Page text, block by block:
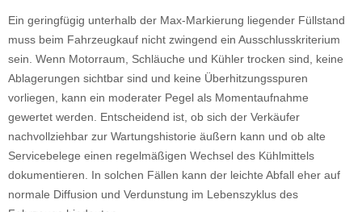
Ein geringfügig unterhalb der Max-Markierung liegender Füllstand
muss beim Fahrzeugkauf nicht zwingend ein Ausschlusskriterium
sein. Wenn Motorraum, Schläuche und Kühler trocken sind, keine
Ablagerungen sichtbar sind und keine Überhitzungsspuren
vorliegen, kann ein moderater Pegel als Momentaufnahme
gewertet werden. Entscheidend ist, ob sich der Verkäufer
nachvollziehbar zur Wartungshistorie äußern kann und ob alte
Servicebelege einen regelmäßigen Wechsel des Kühlmittels
dokumentieren. In solchen Fällen kann der leichte Abfall eher auf
normale Diffusion und Verdunstung im Lebenszyklus des